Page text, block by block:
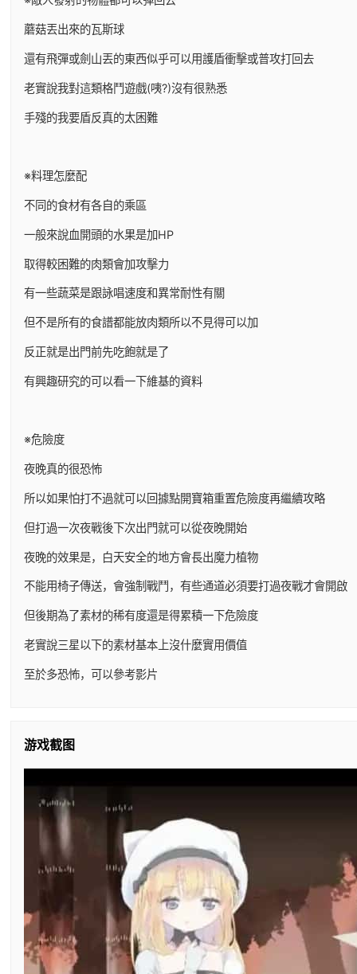
蘑菇丟出來的瓦斯球
還有飛彈或劍山丟的東西似乎可以用護盾衝擊或普攻打回去
老實說我對這類格鬥遊戲(咦?)沒有很熟悉
手殘的我要盾反真的太困難
※料理怎麼配
不同的食材有各自的乘區
一般來說血開頭的水果是加HP
取得較困難的肉類會加攻擊力
有一些蔬菜是跟詠唱速度和異常耐性有關
但不是所有的食譜都能放肉類所以不見得可以加
反正就是出門前先吃飽就是了
有興趣研究的可以看一下維基的資料
※危險度
夜晚真的很恐怖
所以如果怕打不過就可以回據點開寶箱重置危險度再繼續攻略
但打過一次夜戰後下次出門就可以從夜晚開始
夜晚的效果是，白天安全的地方會長出魔力植物
不能用椅子傳送，會強制戰鬥，有些通道必須要打過夜戰才會開啟
但後期為了素材的稀有度還是得累積一下危險度
老實說三星以下的素材基本上沒什麼實用價值
至於多恐怖，可以參考影片
游戏截图